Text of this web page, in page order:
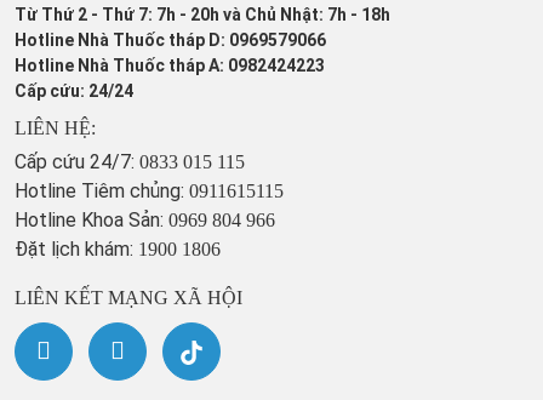
Từ Thứ 2 - Thứ 7: 7h - 20h và Chủ Nhật: 7h - 18h
Hotline Nhà Thuốc tháp D: 0969579066
Hotline Nhà Thuốc tháp A: 0982424223
Cấp cứu: 24/24
LIÊN HỆ:
Cấp cứu 24/7: 0833 015 115
Hotline Tiêm chủng: 0911615115
Hotline Khoa Sản: 0969 804 966
Đặt lịch khám: 1900 1806
LIÊN KẾT MẠNG XÃ HỘI